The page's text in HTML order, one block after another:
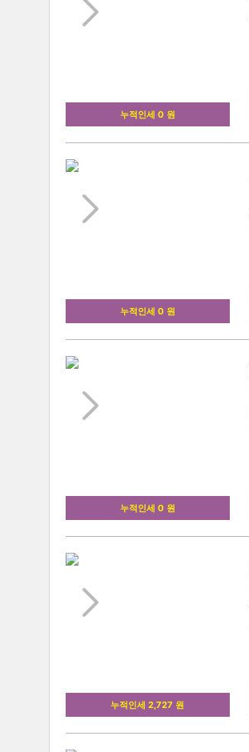
누적인세 0 원
누적인세 0 원
누적인세 0 원
누적인세 2,727 원